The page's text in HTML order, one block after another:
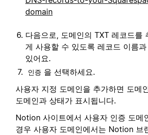
domain
다음으로, 도메인의 TXT 레코드를
게 사용할 수 있도록 레코드 이름
있어요.
인증 을 선택하세요.
사용자 지정 도메인을 추가하면 도메
도메인과 상태가 표시됩니다.
Notion 사이트에서 사용자 인증 도메
경우 사용자 도메인에서는 Notion 브